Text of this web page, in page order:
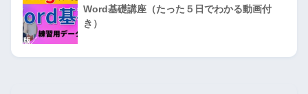
Word基礎講座（たった５日でわかる動画付
き）